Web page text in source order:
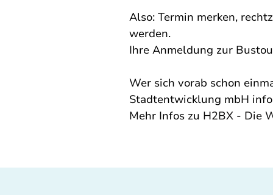
Also: Termin merken,
werden.
Ihre Anmeldung zur
Wer sich vorab schon
Stadtentwicklung mbH
Mehr Infos zu H2BX - Die